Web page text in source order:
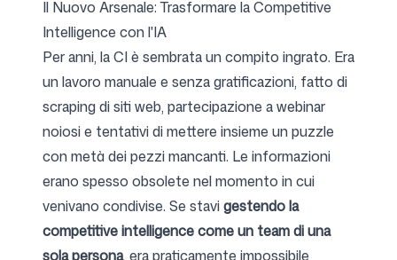
Il Nuovo Arsenale: Trasformare la Competitive
Intelligence con l'IA
Per anni, la CI è sembrata un compito ingrato. Era
un lavoro manuale e senza gratificazioni, fatto di
scraping di siti web, partecipazione a webinar
noiosi e tentativi di mettere insieme un puzzle
con metà dei pezzi mancanti. Le informazioni
erano spesso obsolete nel momento in cui
venivano condivise. Se stavigestendo la
competitive intelligence come un team di una
sola persona, era praticamente impossibile